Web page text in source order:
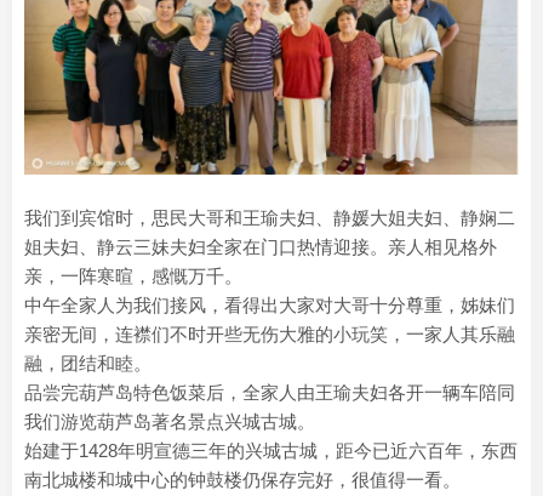
我们到宾馆时，思民大哥和王瑜夫妇、静媛大姐夫妇、静娴二
姐夫妇、静云三妹夫妇全家在门口热情迎接。亲人相见格外
亲，一阵寒暄，感慨万千。
中午全家人为我们接风，看得出大家对大哥十分尊重，姊妹们
亲密无间，连襟们不时开些无伤大雅的小玩笑，一家人其乐融
融，团结和睦。
品尝完葫芦岛特色饭菜后，全家人由王瑜夫妇各开一辆车陪同
我们游览葫芦岛著名景点兴城古城。
始建于1428年明宣德三年的兴城古城，距今已近六百年，东西
南北城楼和城中心的钟鼓楼仍保存完好，很值得一看。